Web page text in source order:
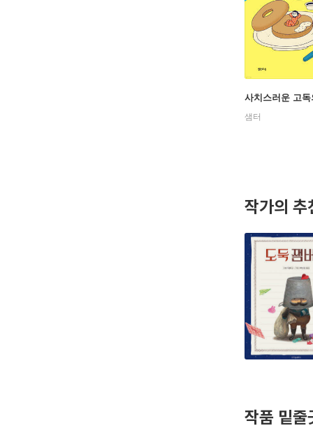
사치스러운 고독
샘터
작가의 추
작품 밑줄